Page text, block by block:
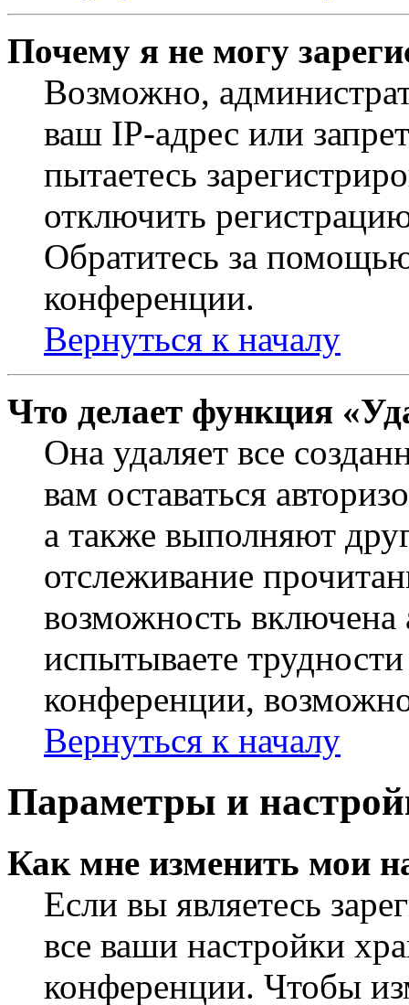
Почему я не могу
Возможно,
ваш IP-адрес или
пытаетесь
отключить
Обратитесь за
конференции.
Вернуться к началу
Что делает функция
Она удаляет все
вам оставаться
а также выполняют
отслеживание
возможность
испытываете
конференции,
Вернуться к началу
Параметры и
Как мне изменить мои
Если вы являетесь
все ваши настройки
конференции. Чтобы